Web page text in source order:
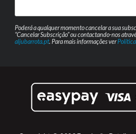
Poderá a qualquer momento cancelar a sua
“Cancelar Subscrição” ou contactando-nos
aljubarrota.pt. Para mais informações ver